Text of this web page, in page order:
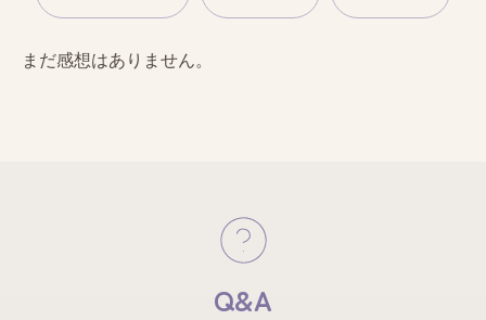
まだ感想はありません。
Q&A